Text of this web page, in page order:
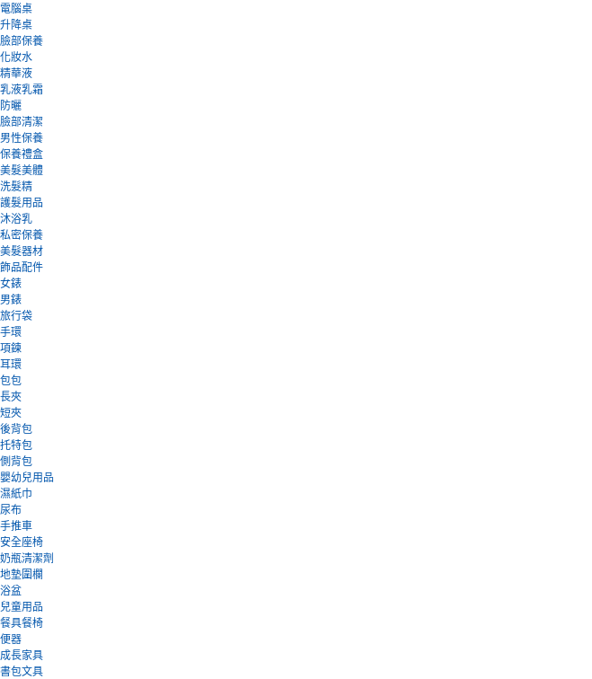
電腦桌
升降桌
臉部保養
化妝水
精華液
乳液乳霜
防曬
臉部清潔
男性保養
保養禮盒
美髮美體
洗髮精
護髮用品
沐浴乳
私密保養
美髮器材
飾品配件
女錶
男錶
旅行袋
手環
項鍊
耳環
包包
長夾
短夾
後背包
托特包
側背包
嬰幼兒用品
濕紙巾
尿布
手推車
安全座椅
奶瓶清潔劑
地墊圍欄
浴盆
兒童用品
餐具餐椅
便器
成長家具
書包文具